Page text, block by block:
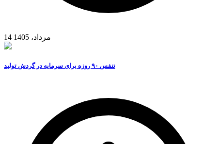
14 مرداد، 1405
تنفس ۹۰ روزه برای سرمایه در گردش تولید